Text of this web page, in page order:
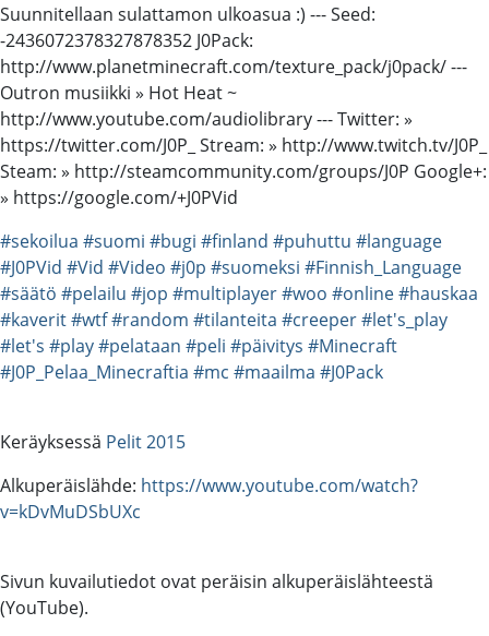
Suunnitellaan sulattamon ulkoasua :) --- Seed:
-2436072378327878352 J0Pack:
http://www.planetminecraft.com/texture_pack/j0pack/ ---
Outron musiikki » Hot Heat ~
http://www.youtube.com/audiolibrary --- Twitter: »
https://twitter.com/J0P_ Stream: » http://www.twitch.tv/J0P_
Steam: » http://steamcommunity.com/groups/J0P Google+:
» https://google.com/+J0PVid
#sekoilua #suomi #bugi #finland #puhuttu #language
#J0PVid #Vid #Video #j0p #suomeksi #Finnish_Language
#säätö #pelailu #jop #multiplayer#woo #online#hauskaa
#kaverit#wtf#random #tilanteita #creeper#let's_play
#let's #play#pelataan #peli #päivitys #Minecraft
#J0P_Pelaa_Minecraftia #mc #maailma #J0Pack
Keräyksessä Pelit 2015
Alkuperäislähde: https://www.youtube.com/watch?
v=kDvMuDSbUXc
Sivun kuvailutiedot ovat peräisin alkuperäislähteestä
(YouTube).